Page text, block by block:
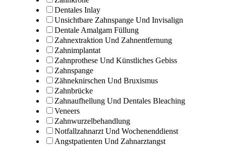
Dentales Inlay
Unsichtbare Zahnspange Und Invisalign
Dentale Amalgam Füllung
Zahnextraktion Und Zahnentfernung
Zahnimplantat
Zahnprothese Und Künstliches Gebiss
Zahnspange
Zähneknirschen Und Bruxismus
Zahnbrücke
Zahnaufhellung Und Dentales Bleaching
Veneers
Zahnwurzelbehandlung
Notfallzahnarzt Und Wochenenddienst
Angstpatienten Und Zahnarztangst